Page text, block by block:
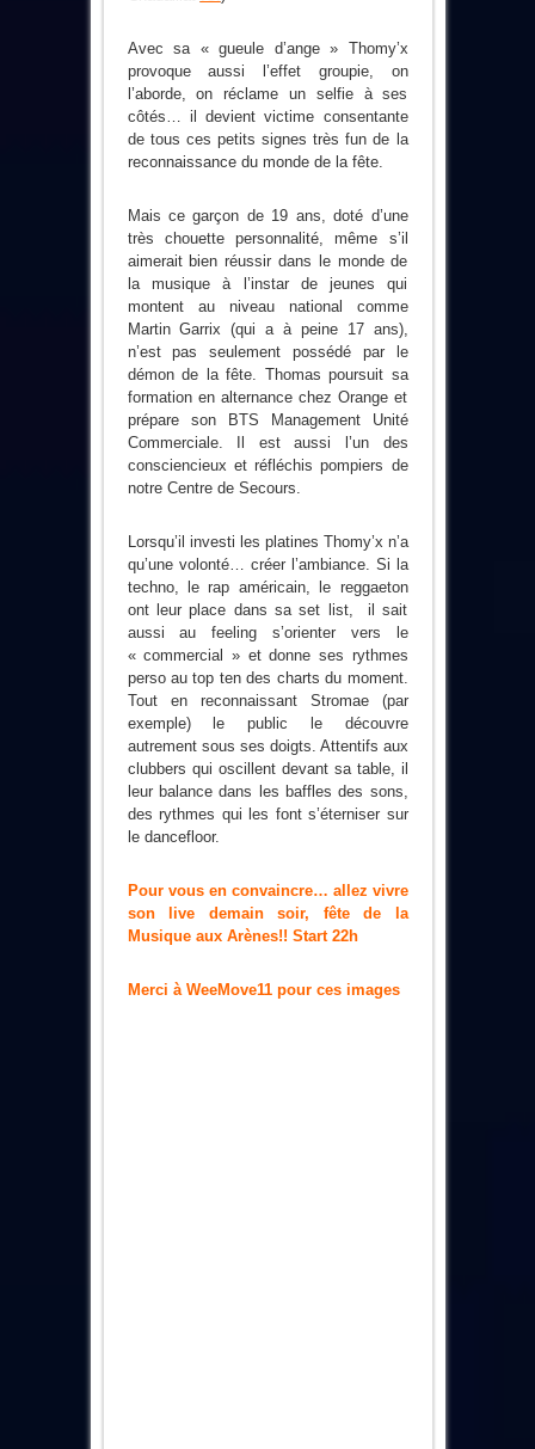
Avec sa « gueule d’ange » Thomy’x
provoque aussi l’effet groupie, on
l’aborde, on réclame un selfie à ses
côtés… il devient victime consentante
de tous ces petits signes très fun de la
reconnaissance du monde de la fête.
Mais ce garçon de 19 ans, doté d’une
très chouette personnalité, même s’il
aimerait bien réussir dans le monde de
la musique à l’instar de jeunes qui
montent au niveau national comme
Martin Garrix (qui a à peine 17 ans),
n’est pas seulement possédé par le
démon de la fête. Thomas poursuit sa
formation en alternance chez Orange et
prépare son BTS Management Unité
Commerciale. Il est aussi l’un des
consciencieux et réfléchis pompiers de
notre Centre de Secours.
Lorsqu’il investi les platines Thomy’x n’a
qu’une volonté… créer l’ambiance. Si la
techno, le rap américain, le reggaeton
ont leur place dans sa set list, il sait
aussi au feeling s’orienter vers le
« commercial » et donne ses rythmes
perso au top ten des charts du moment.
Tout en reconnaissant Stromae (par
exemple) le public le découvre
autrement sous ses doigts. Attentifs aux
clubbers qui oscillent devant sa table, il
leur balance dans les baffles des sons,
des rythmes qui les font s’éterniser sur
le dancefloor.
Pour vous en convaincre… allez vivre
son live demain soir, fête de la
Musique aux Arènes!! Start 22h
Merci à WeeMove11 pour ces images